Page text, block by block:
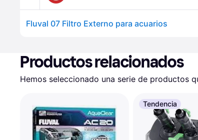
Fluval 07 Filtro Externo para acuarios
Productos relacionados
Hemos seleccionado una serie de productos
Tendencia